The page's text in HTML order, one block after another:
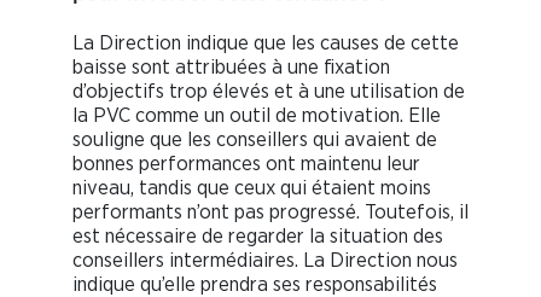
La Direction indique que les causes de cette
baisse sont attribuées à une fixation
d’objectifs trop élevés et à une utilisation de
la PVC comme un outil de motivation. Elle
souligne que les conseillers qui avaient de
bonnes performances ont maintenu leur
niveau, tandis que ceux qui étaient moins
performants n’ont pas progressé. Toutefois, il
est nécessaire de regarder la situation des
conseillers intermédiaires. La Direction nous
indique qu’elle prendra ses responsabilités